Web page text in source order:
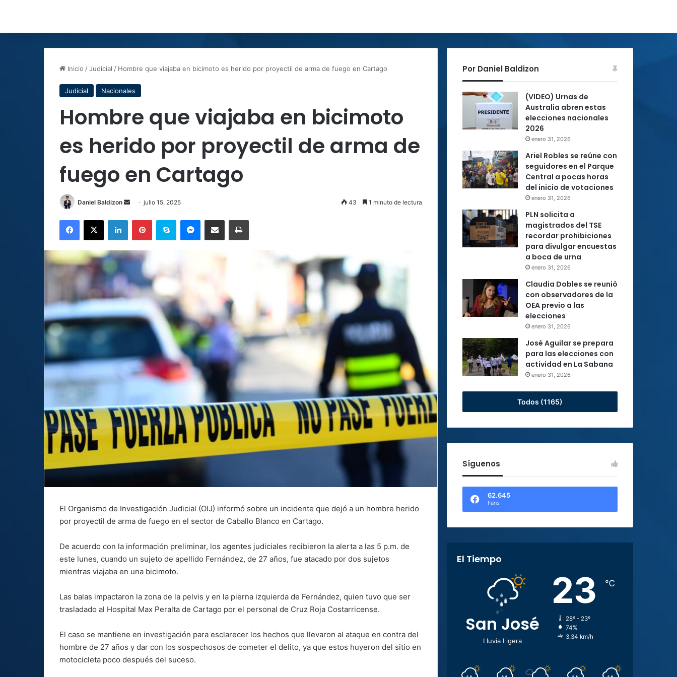
Inicio /Judicial / Hombre que viajaba en bicimoto es herido por proyectil de arma de fuego en Cartago
Judicial Nacionales
Hombre que viajaba en bicimoto
es herido por proyectil de arma de
fuego en Cartago
Daniel Baldizon
Send
email
julio 15, 2025 43 1 minuto de lectura
Facebook
X LinkedInPinterestSkype MessengerCompartir por correo electrónicoImprimir
El Organismo de Investigación Judicial (OIJ) informó sobre un incidente que dejó a un hombre herido
por proyectil de arma de fuego en el sector de Caballo Blanco en Cartago.
De acuerdo con la información preliminar, los agentes judiciales recibieron la alerta a las 5 p.m. de
este lunes, cuando un sujeto de apellido Fernández, de 27 años, fue atacado por dos sujetos
mientras viajaba en una bicimoto.
Las balas impactaron la zona de la pelvis y en la pierna izquierda de Fernández, quien tuvo que ser
trasladado al Hospital Max Peralta de Cartago por el personal de Cruz Roja Costarricense.
El caso se mantiene en investigación para esclarecer los hechos que llevaron al ataque en contra del
hombre de 27 años y dar con los sospechosos de cometer el delito, ya que estos huyeron del sitio en
motocicleta poco después del suceso.
Por Daniel Baldizon
(VIDEO) Urnas de
Australia abren estas
elecciones nacionales
2026
enero 31, 2026
Ariel Robles se reúne con
seguidores en el Parque
Central a pocas horas
del inicio de votaciones
enero 31, 2026
PLN solicita a
magistrados del TSE
recordar prohibiciones
para divulgar encuestas
a boca de urna
enero 31, 2026
Claudia Dobles se reunió
con observadores de la
OEA previo a las
elecciones
enero 31, 2026
José Aguilar se prepara
para las elecciones con
actividad en La Sabana
enero 31, 2026
Todos (1165)
Síguenos
62.645
Fans
El Tiempo
San José
Lluvia Ligera
23 ℃
28º - 23º
74%
3.34 km/h